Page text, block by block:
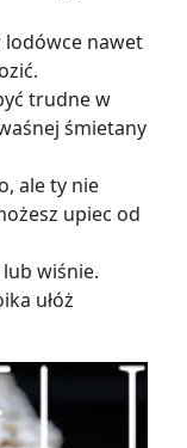
nawet
trudne w
śmietany
ale ty nie
upiec od
wiśnie.
ułóż